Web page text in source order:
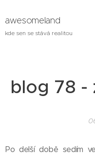
awesomeland
kde sen se stává realitou
blog 78 -
Po delší době sedím